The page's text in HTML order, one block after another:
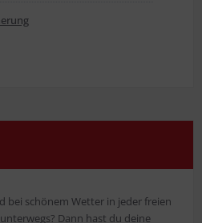
bei schö­nem Wet­ter in jeder frei­en
Dann hast du dei­ne